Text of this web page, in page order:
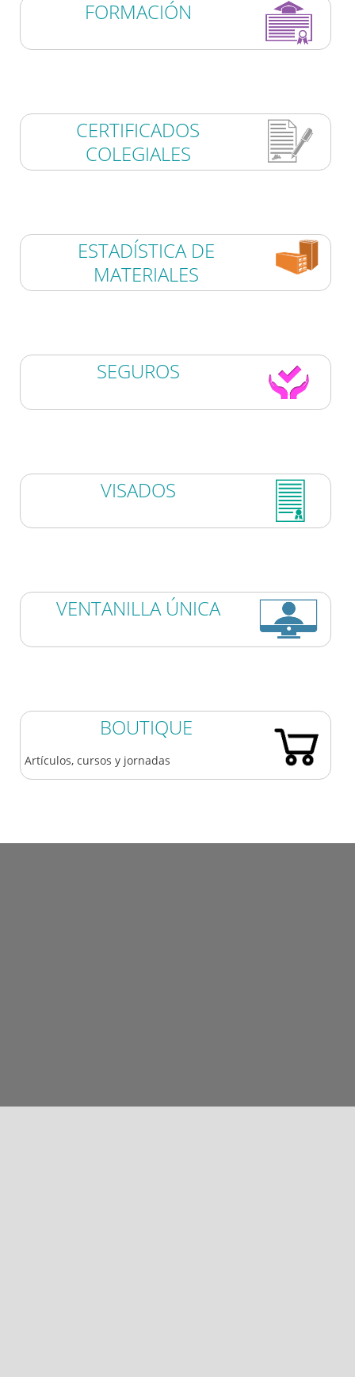
FORMACIÓN
CERTIFICADOS
COLEGIALES
ESTADÍSTICA DE
MATERIALES
SEGUROS
VISADOS
VENTANILLA ÚNICA
BOUTIQUE
Artículos, cursos y jornadas